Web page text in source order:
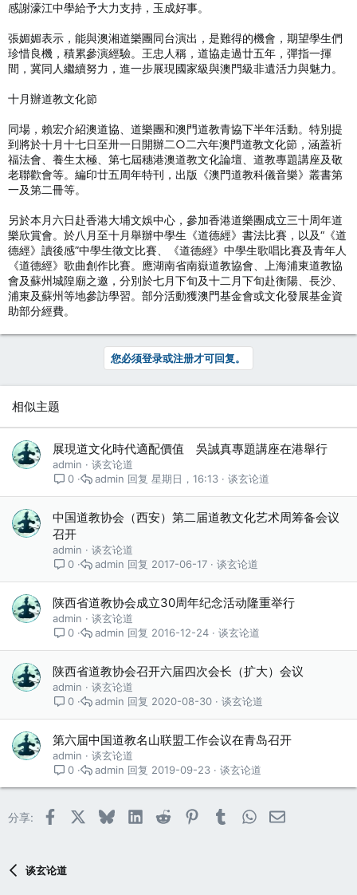
感謝濠江中學給予大力支持，玉成好事。
張媚媚表示，能與澳湘道樂團同台演出，是難得的機會，期望學生們
珍惜良機，積累參演經驗。王忠人稱，道協走過廿五年，彈指一揮
間，冀同人繼續努力，進一步展現國家級與澳門級非遺活力與魅力。
十月辦道教文化節
同場，賴宏介紹澳道協、道樂團和澳門道教青協下半年活動。特別提
到將於十月十七日至卅一日開辦二○二六年澳門道教文化節，涵蓋祈
福法會、養生太極、第七屆穗港澳道教文化論壇、道教專題講座及敬
老聯歡會等。編印廿五周年特刊，出版《澳門道教科儀音樂》叢書第
一及第二冊等。
另於本月六日赴香港大埔文娛中心，參加香港道樂團成立三十周年道
樂欣賞會。於八月至十月舉辦中學生《道德經》書法比賽，以及“《道
德經》讀後感”中學生徵文比賽、《道德經》中學生歌唱比賽及青年人
《道德經》歌曲創作比賽。應湖南省南嶽道教協會、上海浦東道教協
會及蘇州城隍廟之邀，分別於七月下旬及十二月下旬赴衡陽、長沙、
浦東及蘇州等地參訪學習。部分活動獲澳門基金會或文化發展基金資
助部分經費。
您必须登录或注册才可回复。
相似主题
展現道文化時代適配價值 吳誠真專題講座在港舉行
admin
谈玄论道
0
谈玄论道
星期日，16:13
admin
中国道教协会（西安）第二届道教文化艺术周筹备会议
召开
admin
谈玄论道
0
谈玄论道
2017-06-17
admin
陕西省道教协会成立30周年纪念活动隆重举行
admin
谈玄论道
0
谈玄论道
2016-12-24
admin
陕西省道教协会召开六届四次会长（扩大）会议
admin
谈玄论道
0
谈玄论道
2020-08-30
admin
第六届中国道教名山联盟工作会议在青岛召开
admin
谈玄论道
0
谈玄论道
2019-09-23
admin
分享: FacebookX (Twitter)
BlueskyLinkedInReddit PinterestTumblrWhatsApp
邮件
谈玄论道